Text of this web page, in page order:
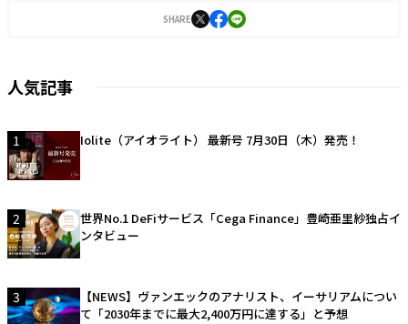
SHARE
人気記事
1 Iolite（アイオライト） 最新号 7月30日（木）発売！
2
世界No.1 DeFiサービス「Cega Finance」豊崎亜里紗独占イ
ンタビュー
3
【NEWS】ヴァンエックのアナリスト、イーサリアムについ
て「2030年までに最大2,400万円に達する」と予想